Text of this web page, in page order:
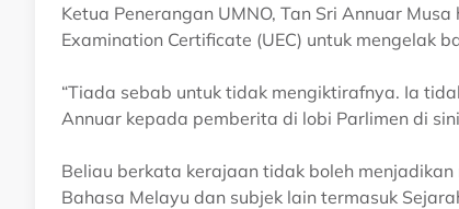
Ketua Penerangan UMNO, Tan Sri Annuar
Examination Certificate (UEC) untuk mengelak
“Tiada sebab untuk tidak mengiktirafnya. Ia
Annuar kepada pemberita di lobi Parlimen di
Beliau berkata kerajaan tidak boleh menjadikan
Bahasa Melayu dan subjek lain termasuk